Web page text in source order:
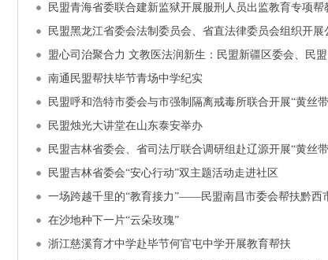
民盟青海省委联合建新监狱开展服刑人员出监教育专项帮
民盟黑龙江省委会法制委员会、省直法律委员会组织开展
盟心司治聚合力 文教医法润新生：民盟新疆区委会、民
南通民盟帮扶毕节青场中学纪实
民盟呼和浩特市委会与市强制隔离戒毒所联合开展“黄丝
民盟烛光大讲堂在山东泰安举办
民盟吉林省委会、省司法厅联合调研组赴辽源开展“黄丝
民盟吉林省委会“安心行动”双主题活动走进社区
一场跨越千里的“教育接力”——民盟南昌市委会帮扶黔西
在沙地种下一片“云朵玫瑰”
浙江慈溪育才中学赴毕节何官屯中学开展教育帮扶